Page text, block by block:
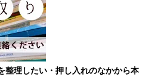
理したい・押し入れのなかから本